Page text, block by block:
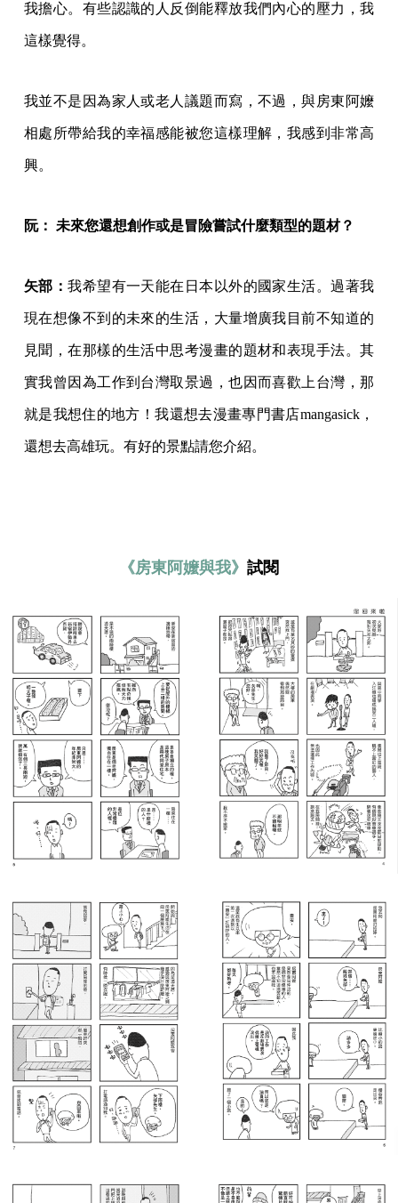
我擔心。有些認識的人反倒能釋放我們內心的壓力，我
這樣覺得。
我並不是因為家人或老人議題而寫，不過，與房東阿嬤
相處所帶給我的幸福感能被您這樣理解，我感到非常高
興。
阮： 未來您還想創作或是冒險嘗試什麼類型的題材？
矢部：我希望有一天能在日本以外的國家生活。過著我
現在想像不到的未來的生活，大量增廣我目前不知道的
見聞，在那樣的生活中思考漫畫的題材和表現手法。其
實我曾因為工作到台灣取景過，也因而喜歡上台灣，那
就是我想住的地方！我還想去漫畫專門書店mangasick，
還想去高雄玩。有好的景點請您介紹。
《房東阿嬤與我》 試閱